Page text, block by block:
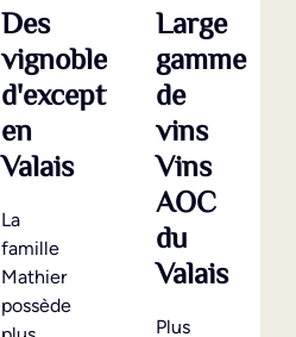
Des
vignobles
d'exception
en
Valais
La
famille
Mathier
possède
Large
gamme
de
vins
Vins
AOC
du
Valais
Plus